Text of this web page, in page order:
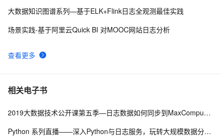
查看更多
大数据知识图谱系列—基于ELK+Flink日志全观测最佳实践
场景实践-基于阿里云Quick BI 对MOOC网站日志分析
相关电子书
2019大数据技术公开课第五季—日志数据如何同步到MaxCompute之实践讲解
Python 系列直播——深入Python与日志服务，玩转大规模数据分析处理实战第二讲